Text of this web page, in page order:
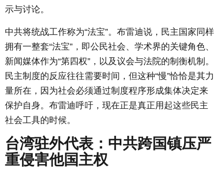
示与讨论。
中共将统战工作称为“法宝”。布雷迪说，民主国家同样
拥有一整套“法宝”，即公民社会、学术界的关键角色、
新闻媒体作为“第四权”，以及议会与法院的制衡机制。
民主制度的反应往往需要时间，但这种“慢”恰恰是其力
量所在，因为社会必须通过制度程序形成集体决定来
保护自身。布雷迪呼吁，现在正是真正用起这些民主
社会工具的时候。
台湾驻外代表：中共跨国镇压严
重侵害他国主权